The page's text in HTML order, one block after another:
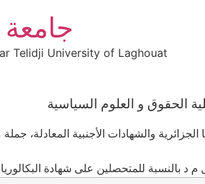
Telidji University of Laghouat
الحقوق و العلوم السياسية
الجزائرية والشهادات الأجنبية